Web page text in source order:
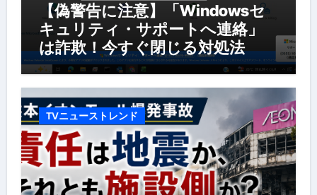
【偽警告に注意】「Windowsセ
キュリティ・サポートへ連絡」
は詐欺！今すぐ閉じる対処法
TVニューストレンド